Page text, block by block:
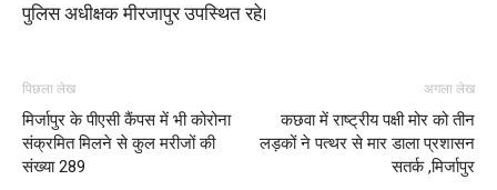
पुलिस अधीक्षक मीरजापुर उपस्थित रहे।
पिछला लेख
मिर्जापुर के पीएसी कैंपस में भी कोरोना
संक्रमित मिलने से कुल मरीजों की
संख्या 289
अगला लेख
कछवा में राष्ट्रीय पक्षी मोर को तीन
लड़कों ने पत्थर से मार डाला प्रशासन
सतर्क ,मिर्जापुर